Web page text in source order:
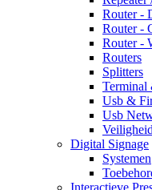
Router -
Router -
Router -
Routers
Splitters
Terminal
Usb &
Usb
Digital Signage
Systemen
Interactieve